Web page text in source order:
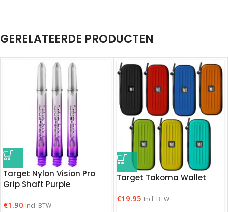
GERELATEERDE PRODUCTEN
Target Nylon Vision Pro
Grip Shaft Purple
€1.90 Incl. BTW
Target Takoma Wallet
€19.95 Incl. BTW